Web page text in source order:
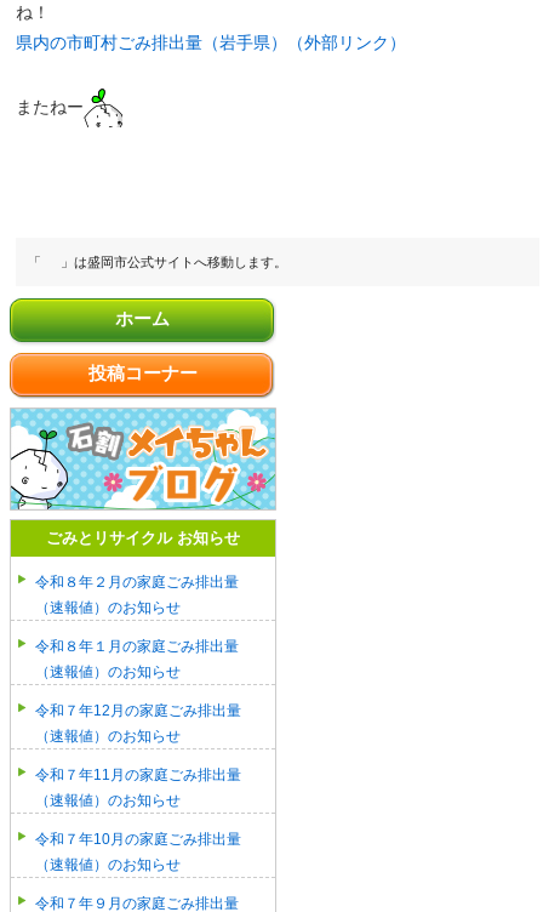
ホーム
投稿コーナー
ごみとリサイクル お知らせ
令和８年２月の家庭ごみ排出量
（速報値）のお知らせ
令和８年１月の家庭ごみ排出量
（速報値）のお知らせ
令和７年12月の家庭ごみ排出量
（速報値）のお知らせ
令和７年11月の家庭ごみ排出量
（速報値）のお知らせ
令和７年10月の家庭ごみ排出量
（速報値）のお知らせ
令和７年９月の家庭ごみ排出量
ね！
県内の市町村ごみ排出量（岩手県）（外部リンク）
またねー
「 」は盛岡市公式サイトへ移動します。